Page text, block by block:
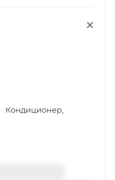
Кондиционер,